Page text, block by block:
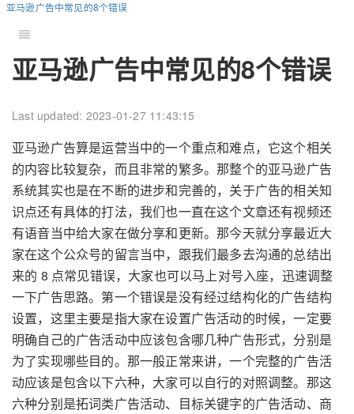
亚马逊广告中常见的8个错误
亚马逊广告中常见的8个错误
Last updated: 2023-01-27 11:43:15
亚马逊广告算是运营当中的一个重点和难点，它这个相关
的内容比较复杂，而且非常的繁多。那整个的亚马逊广告
系统其实也是在不断的进步和完善的，关于广告的相关知
识点还有具体的打法，我们也一直在这个文章还有视频还
有语音当中给大家在做分享和更新。那今天就分享最近大
家在这个公众号的留言当中，跟我们最多去沟通的总结出
来的 8 点常见错误，大家也可以马上对号入座，迅速调整
一下广告思路。第一个错误是没有经过结构化的广告结构
设置，这里主要是指大家在设置广告活动的时候，一定要
明确自己的广告活动中应该包含哪几种广告形式，分别是
为了实现哪些目的。那一般正常来讲，一个完整的广告活
动应该是包含以下六种，大家可以自行的对照调整。那这
六种分别是拓词类广告活动、目标关键字的广告活动、商